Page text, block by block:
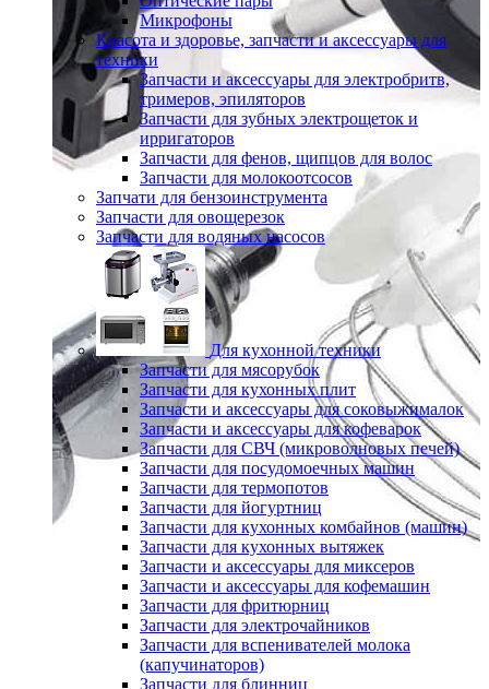
Микрофоны
Красота и здоровье, запчасти и аксессуары для
техники
Запчасти и аксессуары для электробритв,
тримеров, эпиляторов
Запчасти для зубных электрощеток и
ирригаторов
Запчасти для фенов, щипцов для волос
Запчасти для молокоотсосов
Запчати для бензоинструмента
Запчасти для овощерезок
Запчасти для водяных насосов
Для кухонной техники
Запчасти для мясорубок
Запчасти для кухонных плит
Запчасти и аксессуары для соковыжималок
Запчасти и аксессуары для кофеварок
Запчасти для СВЧ (микроволновых печей)
Запчасти для посудомоечных машин
Запчасти для термопотов
Запчасти для йогуртниц
Запчасти для кухонных комбайнов (машин)
Запчасти для кухонных вытяжек
Запчасти и аксессуары для миксеров
Запчасти и аксессуары для кофемашин
Запчасти для фритюрниц
Запчасти для электрочайников
Запчасти для вспенивателей молока
(капучинаторов)
Запчасти для блинниц